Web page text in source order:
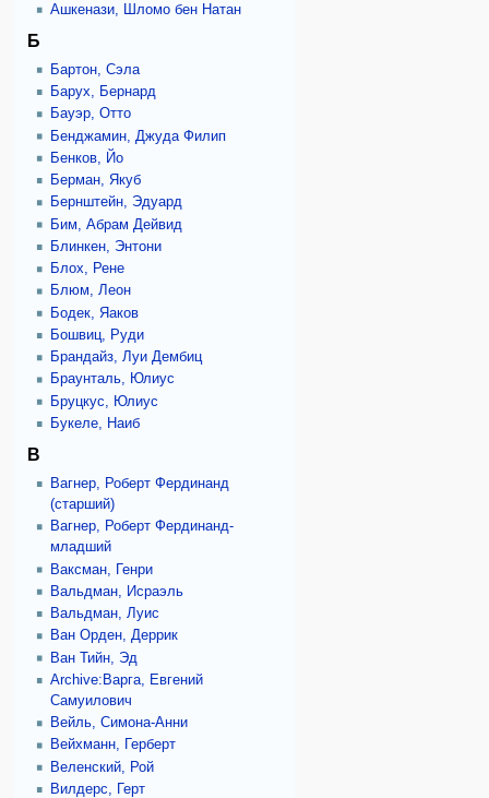
Ашкенази, Шломо бен Натан
Б
Бартон, Сэла
Барух, Бернард
Бауэр, Отто
Бенджамин, Джуда Филип
Бенков, Йо
Берман, Якуб
Бернштейн, Эдуард
Бим, Абрам Дейвид
Блинкен, Энтони
Блох, Рене
Блюм, Леон
Бодек, Яаков
Бошвиц, Руди
Брандайз, Луи Дембиц
Браунталь, Юлиус
Бруцкус, Юлиус
Букеле, Наиб
В
Вагнер, Роберт Фердинанд
(старший)
Вагнер, Роберт Фердинанд-
младший
Ваксман, Генри
Вальдман, Исраэль
Вальдман, Луис
Ван Орден, Деррик
Ван Тийн, Эд
Archive:Варга, Евгений
Самуилович
Вейль, Симона-Анни
Вейхманн, Герберт
Веленский, Рой
Вилдерс, Герт